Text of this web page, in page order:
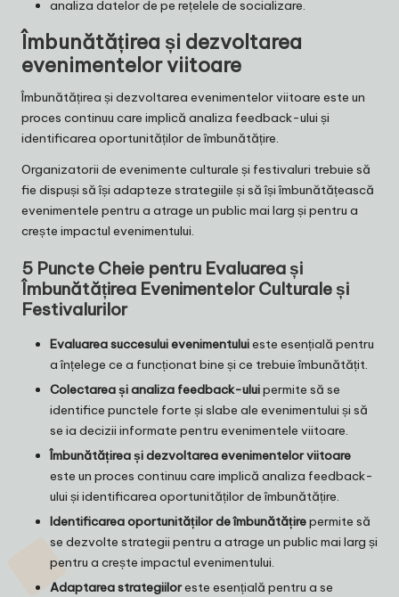
analiza datelor de pe rețelele de socializare.
Îmbunătățirea și dezvoltarea
evenimentelor viitoare
Îmbunătățirea și dezvoltarea evenimentelor viitoare este un
proces continuu care implică analiza feedback-ului și
identificarea oportunităților de îmbunătățire.
Organizatorii de evenimente culturale și festivaluri trebuie să
fie dispuși să își adapteze strategiile și să își îmbunătățească
evenimentele pentru a atrage un public mai larg și pentru a
crește impactul evenimentului.
5 Puncte Cheie pentru Evaluarea și
Îmbunătățirea Evenimentelor Culturale și
Festivalurilor
Evaluarea succesului evenimentuluieste esențială pentru
a înțelege ce a funcționat bine și ce trebuie îmbunătățit.
Colectarea și analiza feedback-uluipermite să se
identifice punctele forte și slabe ale evenimentului și să
se ia decizii informate pentru evenimentele viitoare.
Îmbunătățirea și dezvoltarea evenimentelor viitoare
este un proces continuu care implică analiza feedback-
ului și identificarea oportunităților de îmbunătățire.
Identificarea oportunităților de îmbunătățirepermite să
se dezvolte strategii pentru a atrage un public mai larg și
pentru a crește impactul evenimentului.
Adaptarea strategiiloreste esențială pentru a se